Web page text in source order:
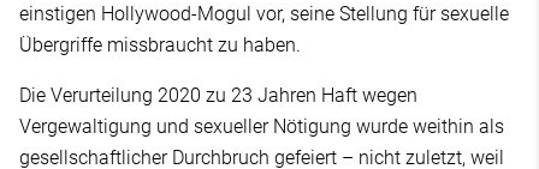
einstigen Hollywood-Mogul vor, seine Stellung für sexuelle
Übergriffe missbraucht zu haben.
Die Verurteilung 2020 zu 23 Jahren Haft wegen
Vergewaltigung und sexueller Nötigung wurde weithin als
gesellschaftlicher Durchbruch gefeiert – nicht zuletzt, weil